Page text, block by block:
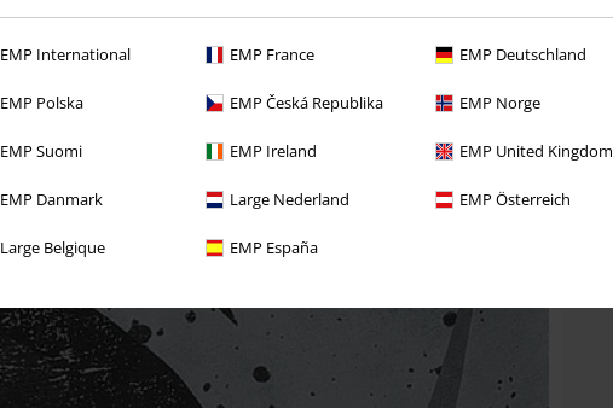
EMP International EMP France EMP Deutschland
EMP Polska EMP Česká Republika EMP Norge
EMP Suomi EMP Ireland EMP United Kingdom
EMP Danmark Large Nederland EMP Österreich
Large Belgique EMP España